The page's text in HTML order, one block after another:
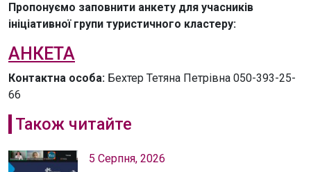
Пропонуємо заповнити анкету для учасників
ініціативної групи туристичного кластеру:
АНКЕТА
Контактна особа: Бехтер Тетяна Петрівна 050-393-25-
66
Також читайте
5 Серпня, 2026